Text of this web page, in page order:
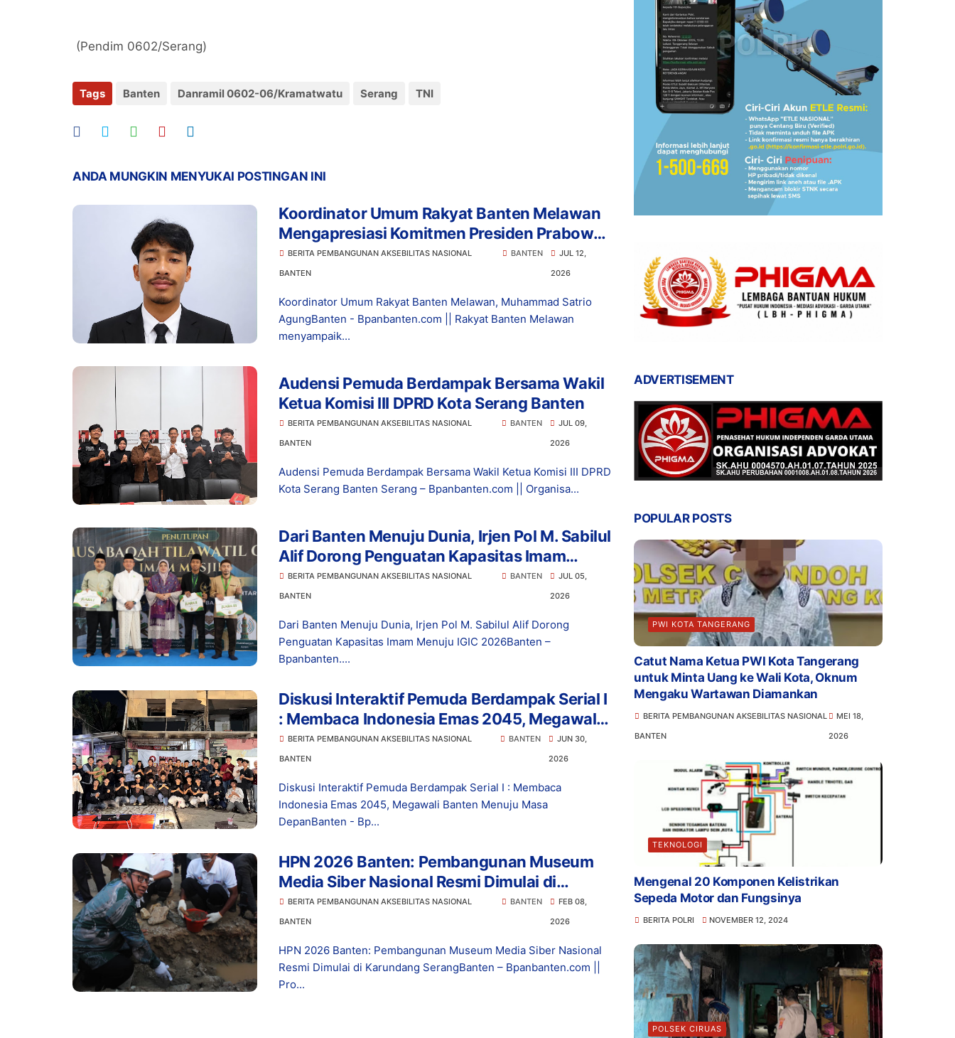
(Pendim 0602/Serang)
Tags Banten Danramil 0602-06/Kramatwatu Serang TNI
ANDA MUNGKIN MENYUKAI POSTINGAN INI
Koordinator Umum Rakyat Banten Melawan
Mengapresiasi Komitmen Presiden Prabowo
dalam Pemberantasan Korupsi
BERITA PEMBANGUNAN AKSEBILITAS NASIONAL
BANTEN
BANTEN
JUL 12,
2026
Koordinator Umum Rakyat Banten Melawan, Muhammad Satrio
AgungBanten - Bpanbanten.com || Rakyat Banten Melawan
menyampaik...
Audensi Pemuda Berdampak Bersama Wakil
Ketua Komisi III DPRD Kota Serang Banten
BERITA PEMBANGUNAN AKSEBILITAS NASIONAL
BANTEN
BANTEN
JUL 09,
2026
Audensi Pemuda Berdampak Bersama Wakil Ketua Komisi III DPRD
Kota Serang Banten Serang – Bpanbanten.com || Organisa...
Dari Banten Menuju Dunia, Irjen Pol M. Sabilul
Alif Dorong Penguatan Kapasitas Imam
Menuju IGIC 2026
BERITA PEMBANGUNAN AKSEBILITAS NASIONAL
BANTEN
BANTEN
JUL 05,
2026
Dari Banten Menuju Dunia, Irjen Pol M. Sabilul Alif Dorong
Penguatan Kapasitas Imam Menuju IGIC 2026Banten –
Bpanbanten....
Diskusi Interaktif Pemuda Berdampak Serial I
: Membaca Indonesia Emas 2045, Megawali
Banten Menuju Masa Depan
BERITA PEMBANGUNAN AKSEBILITAS NASIONAL
BANTEN
BANTEN
JUN 30,
2026
Diskusi Interaktif Pemuda Berdampak Serial I : Membaca
Indonesia Emas 2045, Megawali Banten Menuju Masa
DepanBanten - Bp...
HPN 2026 Banten: Pembangunan Museum
Media Siber Nasional Resmi Dimulai di
Karundang Serang
BERITA PEMBANGUNAN AKSEBILITAS NASIONAL
BANTEN
BANTEN
FEB 08,
2026
HPN 2026 Banten: Pembangunan Museum Media Siber Nasional
Resmi Dimulai di Karundang SerangBanten – Bpanbanten.com ||
Pro...
ADVERTISEMENT
POPULAR POSTS
PWI KOTA TANGERANG
Catut Nama Ketua PWI Kota Tangerang
untuk Minta Uang ke Wali Kota, Oknum
Mengaku Wartawan Diamankan
BERITA PEMBANGUNAN AKSEBILITAS NASIONAL
BANTEN
MEI 18,
2026
TEKNOLOGI
Mengenal 20 Komponen Kelistrikan
Sepeda Motor dan Fungsinya
BERITA POLRI NOVEMBER 12, 2024
POLSEK CIRUAS